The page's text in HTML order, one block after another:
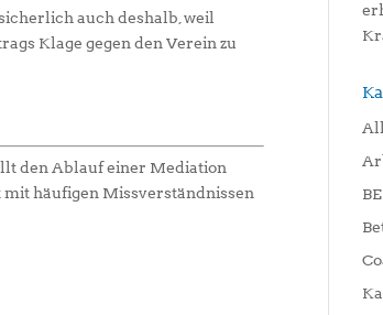
auch deshalb, weil
Klage gegen den Verein zu
den Ablauf einer Mediation
häufigen Missverständnissen